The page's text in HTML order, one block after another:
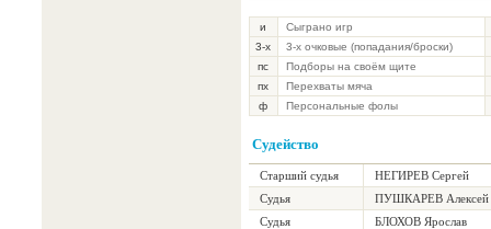
и
Сыграно игр
3-х
3-х очковые (попадания/броски)
пс
Подборы на своём щите
пх
Перехваты мяча
ф
Персональные фолы
Судейство
Старший судья
НЕГИРЕВ Сергей
Судья
ПУШКАРЕВ Алексей
Судья
БЛОХОВ Ярослав